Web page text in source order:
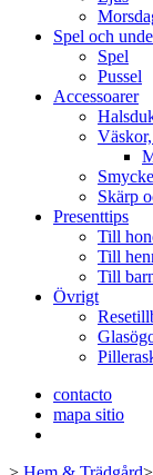
Spel och
Spel
Pussel
Accessoarer
Skärp
Presenttips
Till
Till
Till
Övrigt
contacto
mapa sitio